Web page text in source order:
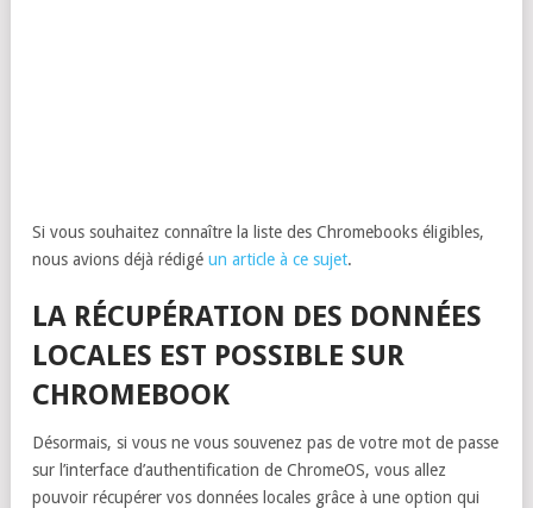
Si vous souhaitez connaître la liste des Chromebooks éligibles,
nous avions déjà rédigé un article à ce sujet.
LA RÉCUPÉRATION DES DONNÉES
LOCALES EST POSSIBLE SUR
CHROMEBOOK
Désormais, si vous ne vous souvenez pas de votre mot de passe
sur l’interface d’authentification de ChromeOS, vous allez
pouvoir récupérer vos données locales grâce à une option qui